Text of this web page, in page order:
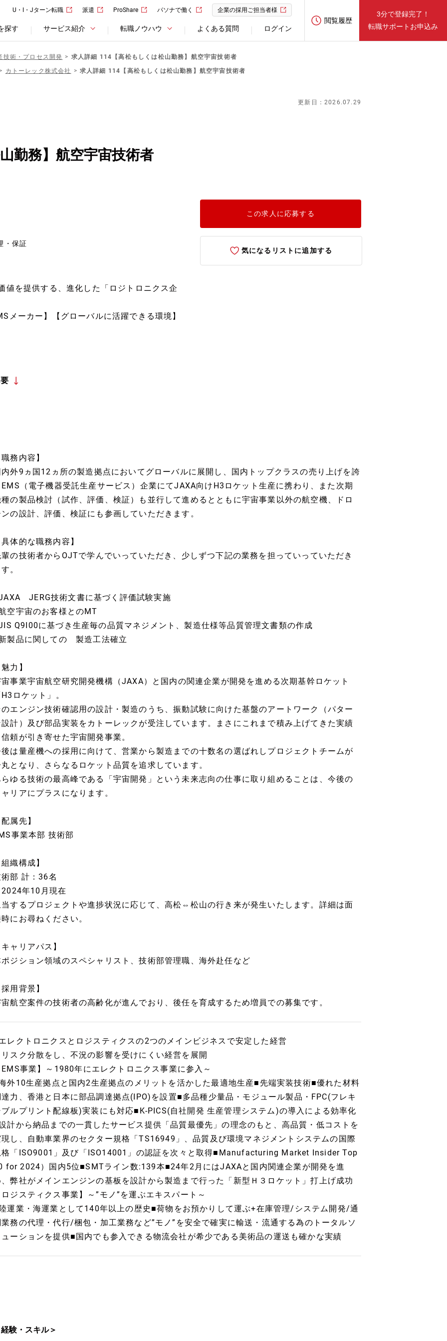
U・I・Jターン転職 派遣 ProShare パソナで働く 企業の採用ご担当者様
探す サービス紹介 転職ノウハウ よくある質問 ログイン
閲覧履歴
3分で登録完了！
転職サポートお申込み
技術・プロセス開発
求人詳細 114【高松もしくは松山勤務】航空宇宙技術者
カトーレック株式会社
求人詳細 114【高松もしくは松山勤務】航空宇宙技術者
更新日：2026.07.29
勤務】航空宇宙技術者
・保証
を提供する、進化した「ロジトロニクス企
メーカー】【グローバルに活躍できる環境】
この求人に応募する
気になるリストに追加する
務内容】
外9ヵ国12ヵ所の製造拠点においてグローバルに展開し、国内トップクラスの売り上げを誇
（電子機器受託生産サービス）企業にてJAXA向けH3ロケット生産に携わり、また次期
の製品検討（試作、評価、検証）も並行して進めるとともに宇宙事業以外の航空機、ドロ
の設計、評価、検証にも参画していただきます。
体的な職務内容】
の技術者からOJTで学んでいっていただき、少しずつ下記の業務を担っていっていただき
。
JERG技術文書に基づく評価試験実施
空宇宙のお客様とのMT
Q9I00に基づき生産毎の品質マネジメント、製造仕様等品質管理文書類の作成
製品に関しての 製造工法確立
力】
事業宇宙航空研究開発機構（JAXA）と国内の関連企業が開発を進める次期基幹ロケット
ロケット」。
エンジン技術確認用の設計・製造のうち、振動試験に向けた基盤のアートワーク（パター
計）及び部品実装をカトーレックが受注しています。まさにこれまで積み上げてきた実績
頼が引き寄せた宇宙開発事業。
は量産機への採用に向けて、営業から製造までの十数名の選ばれしプロジェクトチームが
となり、さらなるロケット品質を追求しています。
ゆる技術の最高峰である「宇宙開発」という未来志向の仕事に取り組めることは、今後の
リアにプラスになります。
属先】
事業本部 技術部
織構成】
部 計：36名
年10月現在
当するプロジェクトや進捗状況に応じて、高松⇔松山の行き来が発生いたします。詳細は面
にお尋ねください。
ャリアパス】
ジション領域のスペシャリスト、技術部管理職、海外赴任など
用背景】
航空案件の技術者の高齢化が進んでおり、後任を育成するため増員での募集です。
レクトロニクスとロジスティクスの2つのメインビジネスで安定した経営
スク分散をし、不況の影響を受けにくい経営を展開
事業】～1980年にエレクトロニクス事業に参入～
外10生産拠点と国内2生産拠点のメリットを活かした最適地生産■先端実装技術■優れた材料
力、香港と日本に部品調達拠点(IPO)を設置■多品種少量品・モジュール製品・FPC(フレキ
ブルプリント配線板)実装にも対応■K-PICS(自社開発 生産管理システム)の導入による効率化
計から納品までの一貫したサービス提供「品質最優先」の理念のもと、高品質・低コストを
現し、自動車業界のセクター規格「TS16949」、品質及び環境マネジメントシステムの国際
格「ISO9001」及び「ISO14001」の認証を次々と取得■Manufacturing Market Insider Top
for 2024）国内5位■SMTライン数:139本■24年2月にはJAXAと国内関連企業が開発を進
弊社がメインエンジンの基板を設計から製造まで行った「新型Ｈ３ロケット」打上げ成功
ジスティクス事業】～”モノ”を運ぶエキスパート～
運業・海運業として140年以上の歴史■荷物をお預かりして運ぶ+在庫管理/システム開発/通
務の代理・代行/梱包・加工業務など”モノ”を安全で確実に輸送・流通する為のトータルソ
ーションを提供■国内でも参入できる物流会社が希少である美術品の運送も確かな実績
験・スキル＞